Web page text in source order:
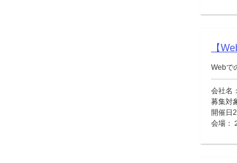
【
Webで
会社名：
募集対
開催日
会場：